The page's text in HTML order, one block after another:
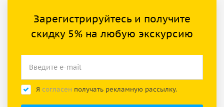
Зарегистрируйтесь и получите
скидку 5% на любую экскурсию
Я согласен получать рекламную рассылку.